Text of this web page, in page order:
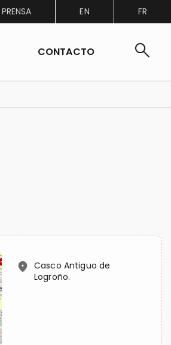
PRENSA EN FR
CONTACTO search
location_on Casco Antiguo de
Logroño.